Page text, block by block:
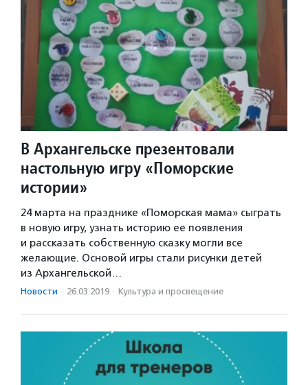
В Архангельске презентовали
настольную игру «Поморские
истории»
24 марта на празднике «Поморская мама» сыграть
в новую игру, узнать историю ее появления
и рассказать собственную сказку могли все
желающие. Основой игры стали рисунки детей
из Архангельской…
Новости · 26.03.2019 · Культура и просвещение